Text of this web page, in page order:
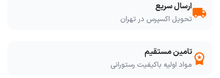
local_shippingارسال سریع
تحویل اکسپرس در تهران
workspace_premium تامین مستقیم
مواد اولیه باکیفیت رستورانی